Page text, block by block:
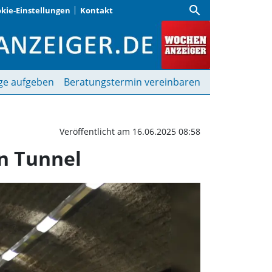
Einstellungen Kontakt search
für
aufgeben Beratungstermin vereinbaren
Veröffentlicht am 16.06.2025 08:58
Tunnel